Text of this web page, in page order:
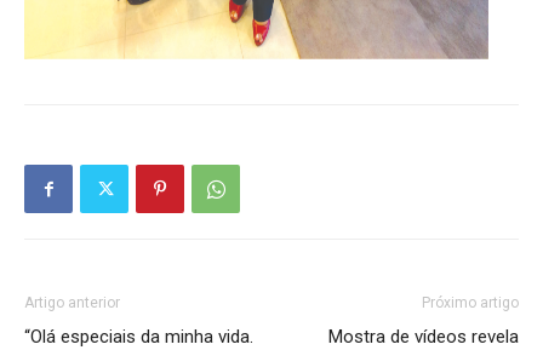
Artigo anterior
“Olá especiais da minha vida.
Próximo artigo
Mostra de vídeos revela